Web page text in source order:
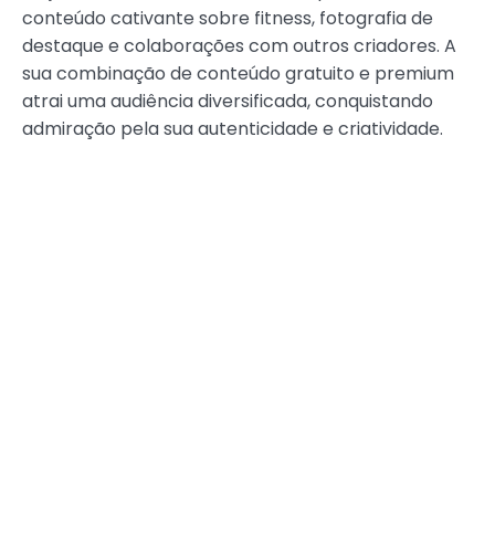
conteúdo cativante sobre fitness, fotografia de
destaque e colaborações com outros criadores. A
sua combinação de conteúdo gratuito e premium
atrai uma audiência diversificada, conquistando
admiração pela sua autenticidade e criatividade.